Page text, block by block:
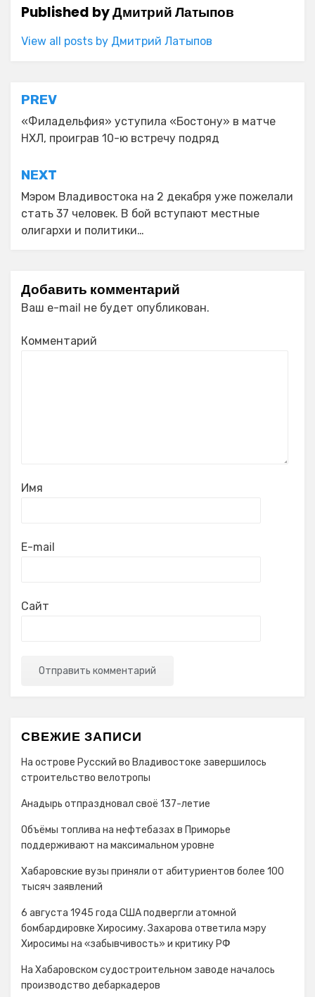
Published byДмитрий Латыпов
View all posts by Дмитрий Латыпов
Навигация
по
записям
PREV
«Филадельфия» уступила «Бостону» в матче
НХЛ, проиграв 10-ю встречу подряд
NEXT
Мэром Владивостока на 2 декабря уже пожелали
стать 37 человек. В бой вступают местные
олигархи и политики…
Добавить комментарий
Ваш e-mail не будет опубликован.
Комментарий
Имя
E-mail
Сайт
СВЕЖИЕ ЗАПИСИ
На острове Русский во Владивостоке завершилось
строительство велотропы
Анадырь отпраздновал своё 137-летие
Объёмы топлива на нефтебазах в Приморье
поддерживают на максимальном уровне
Хабаровские вузы приняли от абитуриентов более 100
тысяч заявлений
6 августа 1945 года США подвергли атомной
бомбардировке Хиросиму. Захарова ответила мэру
Хиросимы на «забывчивость» и критику РФ
На Хабаровском судостроительном заводе началось
производство дебаркадеров